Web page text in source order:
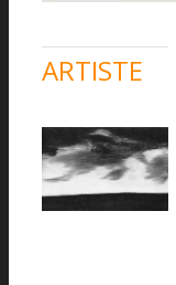
ARTISTE